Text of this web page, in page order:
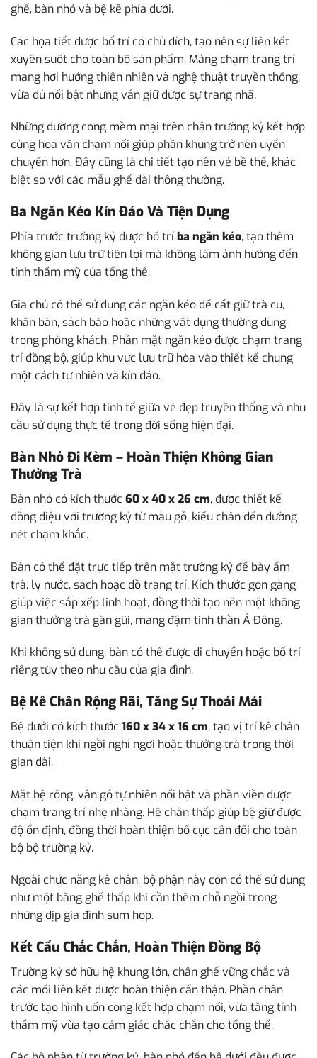
ghế, bàn nhỏ và bệ kê phía dưới.
Các họa tiết được bố trí có chủ đích, tạo nên sự liên kết
xuyên suốt cho toàn bộ sản phẩm. Mảng chạm trang trí
mang hơi hướng thiên nhiên và nghệ thuật truyền thống,
vừa đủ nổi bật nhưng vẫn giữ được sự trang nhã.
Những đường cong mềm mại trên chân trường kỷ kết hợp
cùng hoa văn chạm nổi giúp phần khung trở nên uyển
chuyển hơn. Đây cũng là chi tiết tạo nên vẻ bề thế, khác
biệt so với các mẫu ghế dài thông thường.
Ba Ngăn Kéo Kín Đáo Và Tiện Dụng
Phía trước trường kỷ được bố tríba ngăn kéo, tạo thêm
không gian lưu trữ tiện lợi mà không làm ảnh hưởng đến
tính thẩm mỹ của tổng thể.
Gia chủ có thể sử dụng các ngăn kéo để cất giữ trà cụ,
khăn bàn, sách báo hoặc những vật dụng thường dùng
trong phòng khách. Phần mặt ngăn kéo được chạm trang
trí đồng bộ, giúp khu vực lưu trữ hòa vào thiết kế chung
một cách tự nhiên và kín đáo.
Đây là sự kết hợp tinh tế giữa vẻ đẹp truyền thống và nhu
cầu sử dụng thực tế trong đời sống hiện đại.
Bàn Nhỏ Đi Kèm – Hoàn Thiện Không Gian
Thưởng Trà
Bàn nhỏ có kích thước60 x 40 x 26 cm, được thiết kế
đồng điệu với trường kỷ từ màu gỗ, kiểu chân đến đường
nét chạm khắc.
Bàn có thể đặt trực tiếp trên mặt trường kỷ để bày ấm
trà, ly nước, sách hoặc đồ trang trí. Kích thước gọn gàng
giúp việc sắp xếp linh hoạt, đồng thời tạo nên một không
gian thưởng trà gần gũi, mang đậm tinh thần Á Đông.
Khi không sử dụng, bàn có thể được di chuyển hoặc bố trí
riêng tùy theo nhu cầu của gia đình.
Bệ Kê Chân Rộng Rãi, Tăng Sự Thoải Mái
Bệ dưới có kích thước160 x 34 x 16 cm, tạo vị trí kê chân
thuận tiện khi ngồi nghỉ ngơi hoặc thưởng trà trong thời
gian dài.
Mặt bệ rộng, vân gỗ tự nhiên nổi bật và phần viền được
chạm trang trí nhẹ nhàng. Hệ chân thấp giúp bệ giữ được
độ ổn định, đồng thời hoàn thiện bố cục cân đối cho toàn
bộ bộ trường kỷ.
Ngoài chức năng kê chân, bộ phận này còn có thể sử dụng
như một băng ghế thấp khi cần thêm chỗ ngồi trong
những dịp gia đình sum họp.
Kết Cấu Chắc Chắn, Hoàn Thiện Đồng Bộ
Trường kỷ sở hữu hệ khung lớn, chân ghế vững chắc và
các mối liên kết được hoàn thiện cẩn thận. Phần chân
trước tạo hình uốn cong kết hợp chạm nổi, vừa tăng tính
thẩm mỹ vừa tạo cảm giác chắc chắn cho tổng thể.